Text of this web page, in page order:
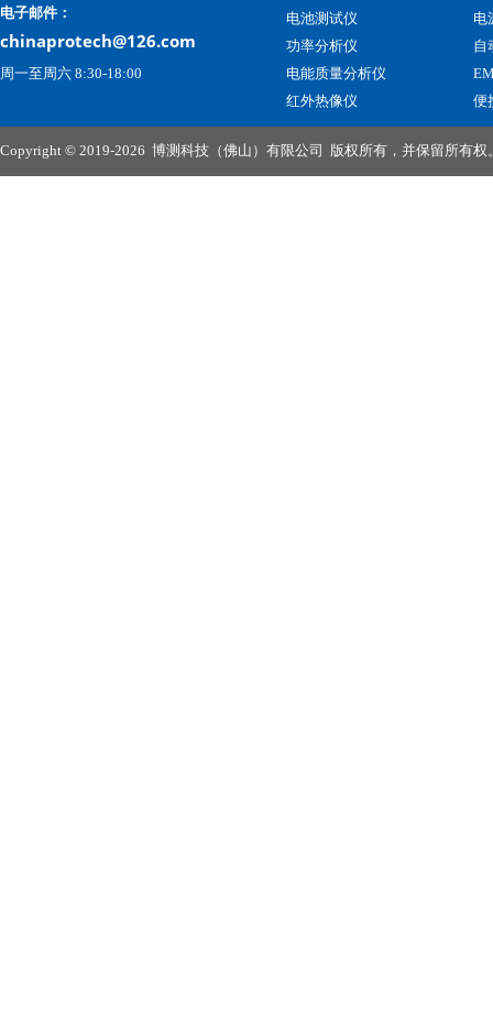
电子邮件：
chinaprotech@126.com
周一至周六 8:30-18:00
电池测试仪
功率分析仪
电能质量分析仪
红外热像仪
电
自
便
Copyright © 2019-2026 博测科技（佛山）有限公司 版权所有，并保留所有